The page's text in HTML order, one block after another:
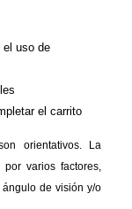
el uso de
el carrito
orientativos. La
varios factores,
de visión y/o